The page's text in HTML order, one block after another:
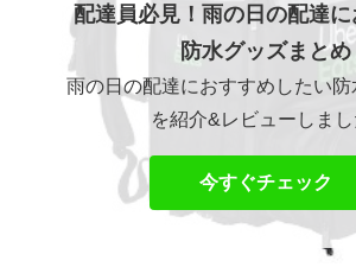
配達員必見！雨の日の配達
防水グッズまとめ
雨の日の配達におすすめしたい
を紹介&レビューしまし
今すぐチェック